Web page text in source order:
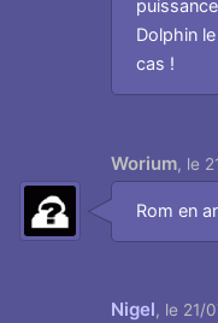
Dolphin
cas !
Worium, le
Rom en
Nigel, le 21/